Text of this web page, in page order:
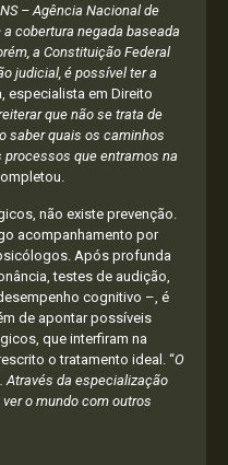
– Agência Nacional de
cobertura negada baseada
a Constituição Federal
judicial, é possível ter a
especialista em Direito
que não se trata de
saber quais os caminhos
processos que entramos na
não existe prevenção.
acompanhamento por
Após profunda
testes de audição,
cognitivo –, é
de apontar possíveis
que interfiram na
o tratamento ideal. “O
Através da especialização
o mundo com outros